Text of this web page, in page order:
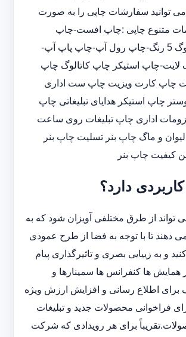
توانید سفارشات چاپی را به صورت
متنوع چاپی :چاپ افست-چاپ
دیجیتال-چاپ کاتالوگ 5 رنگ-چاپ رول آپ-چاپ پاپ آپ-
چاپ استیکر چاپ کاتالوگ چاپ
چاپ کارت ویزیت چاپ ست اداری
چاپ استیکر هدایای تبلیغاتی چاپ
اداری چاپ تبلیغات روی ساعت
و ماگ چاپ بنر تسلیت چاپ بنر
کیفیت چاپ بنر
دارد؟
تواند از طرق مختلفی آویزان شود که به
دهند تا با توجه به فضا از طرح عمودی
و به زییایی بصری و تاثیرگذاری پیام
همایش ها کنفرانس ها سمینارها و
برای اطلاع رسانی و افزایش ارزش ویژه
فراخوانی محصولات جدید و تبلیغات
برای هر رویدادی که شرکت